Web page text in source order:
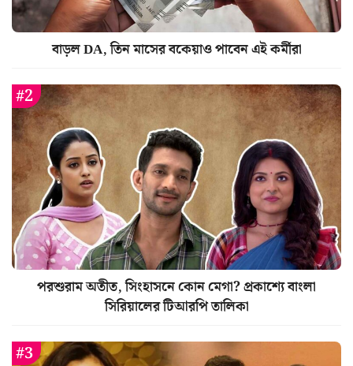
বাড়ল DA, তিন মাসের বকেয়াও পাবেন এই কর্মীরা
পরশুরাম অতীত, সিংহাসনে কোন মেগা? প্রকাশ্যে বাংলা
সিরিয়ালের টিআরপি তালিকা